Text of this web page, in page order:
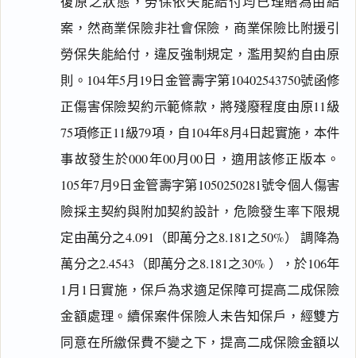
案，然商業保險非社會保險，商業保險比附援引
勞保失能給付，違反強制規定，濫用契約自由原
則。104年5月19日金管壽字第10402543750號函修
正傷害保險契約示範條款，將殘廢程度由原11級
75項修正11級79項，自104年8月4日起實施，本件
事故發生於000年00月00日，適用該修正版本。
105年7月9日金管壽字第1050250281號令個人傷害
險採主契約與附加契約設計，危險發生率下限規
定由萬分之4.091（即萬分之8.181之50%） 調降為
萬分之2.4543（即萬分之8.181之30% ），於106年
1月1日實施，保戶為求適足保障可提高二成保險
金額處理。續保案件保險人未告知保戶，經雙方
同意在所繳保費不變之下，提高二成保險金額以